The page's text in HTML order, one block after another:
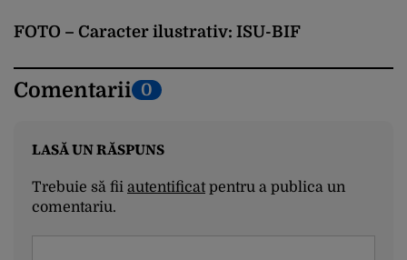
FOTO – Caracter ilustrativ: ISU-BIF
Comentarii 0
LASĂ UN RĂSPUNS
Trebuie să fii autentificatpentru a publica un
comentariu.